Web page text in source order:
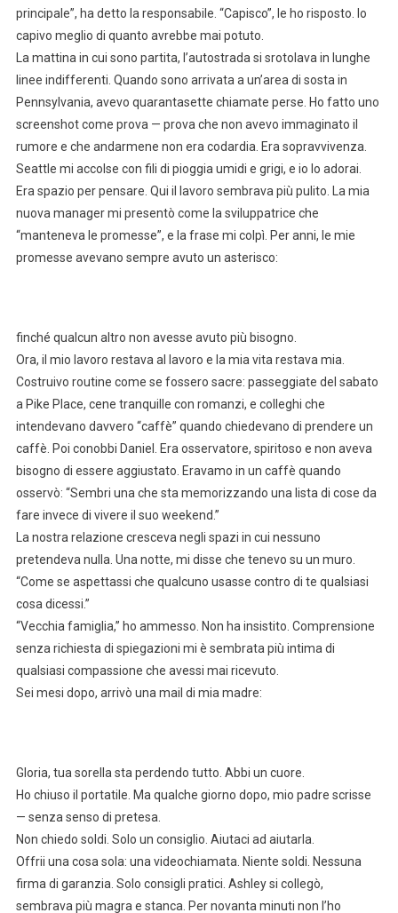
principale”, ha detto la responsabile. “Capisco”, le ho risposto. Io
capivo meglio di quanto avrebbe mai potuto.
La mattina in cui sono partita, l’autostrada si srotolava in lunghe
linee indifferenti. Quando sono arrivata a un’area di sosta in
Pennsylvania, avevo quarantasette chiamate perse. Ho fatto uno
screenshot come prova — prova che non avevo immaginato il
rumore e che andarmene non era codardia. Era sopravvivenza.
Seattle mi accolse con fili di pioggia umidi e grigi, e io lo adorai.
Era spazio per pensare. Qui il lavoro sembrava più pulito. La mia
nuova manager mi presentò come la sviluppatrice che
“manteneva le promesse”, e la frase mi colpì. Per anni, le mie
promesse avevano sempre avuto un asterisco:
finché qualcun altro non avesse avuto più bisogno.
Ora, il mio lavoro restava al lavoro e la mia vita restava mia.
Costruivo routine come se fossero sacre: passeggiate del sabato
a Pike Place, cene tranquille con romanzi, e colleghi che
intendevano davvero “caffè” quando chiedevano di prendere un
caffè. Poi conobbi Daniel. Era osservatore, spiritoso e non aveva
bisogno di essere aggiustato. Eravamo in un caffè quando
osservò: “Sembri una che sta memorizzando una lista di cose da
fare invece di vivere il suo weekend.”
La nostra relazione cresceva negli spazi in cui nessuno
pretendeva nulla. Una notte, mi disse che tenevo su un muro.
“Come se aspettassi che qualcuno usasse contro di te qualsiasi
cosa dicessi.”
“Vecchia famiglia,” ho ammesso. Non ha insistito. Comprensione
senza richiesta di spiegazioni mi è sembrata più intima di
qualsiasi compassione che avessi mai ricevuto.
Sei mesi dopo, arrivò una mail di mia madre:
Gloria, tua sorella sta perdendo tutto. Abbi un cuore.
Ho chiuso il portatile. Ma qualche giorno dopo, mio padre scrisse
— senza senso di pretesa.
Non chiedo soldi. Solo un consiglio. Aiutaci ad aiutarla.
Offrii una cosa sola: una videochiamata. Niente soldi. Nessuna
firma di garanzia. Solo consigli pratici. Ashley si collegò,
sembrava più magra e stanca. Per novanta minuti non l’ho